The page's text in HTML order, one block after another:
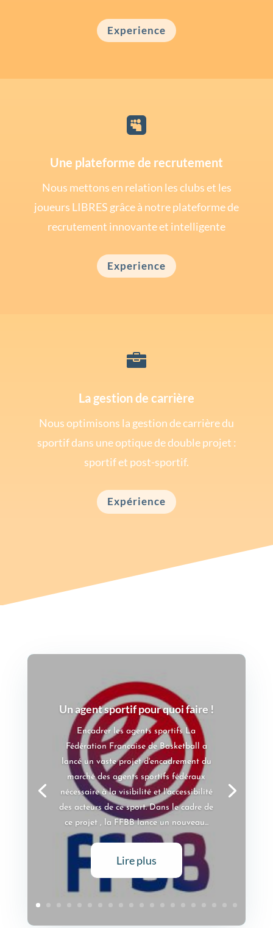
Experience

Une plateforme de recrutement
Nous mettons en relation les clubs et les
joueurs LIBRES grâce à notre plateforme de
recrutement innovante et intelligente
Experience

La gestion de carrière
Nous optimisons la gestion de carrière du
sportif dans une optique de double projet :
sportif et post-sportif.
Expérience
Diplôme agent sportif en poche !
Stéphanie LISI devient agent sportif
fédéral Après une longue carrière de
joueuse de basketball jusqu'en National 2
, Stéphanie LISI décide de passer le
difficile examen d'agent sportif de
basketball. C'est après plus de 8 mois d'un
intense apprentissage qu'elle...
Lire plus